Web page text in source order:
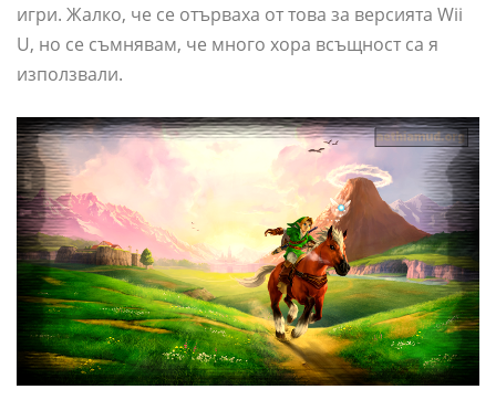
игри. Жалко, че се отърваха от това за версията Wii
U, но се съмнявам, че много хора всъщност са я
използвали.